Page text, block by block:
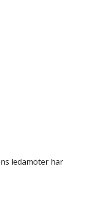
ledamöter har